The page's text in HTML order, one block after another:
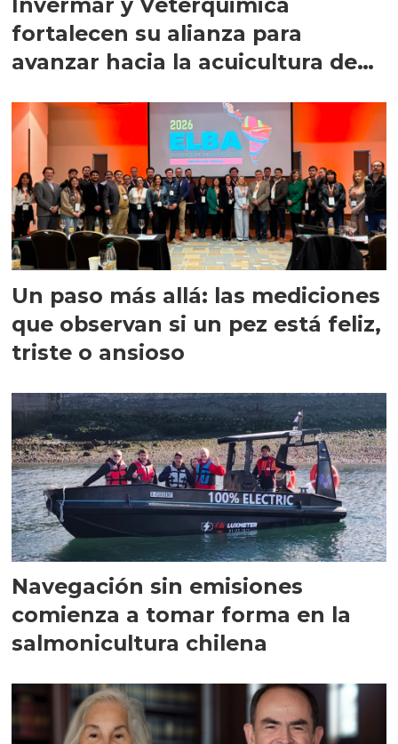
fortalecen su alianza para
avanzar hacia la acuicultura de
Un paso más allá: las mediciones
que observan si un pez está feliz,
triste o ansioso
Navegación sin emisiones
comienza a tomar forma en la
salmonicultura chilena